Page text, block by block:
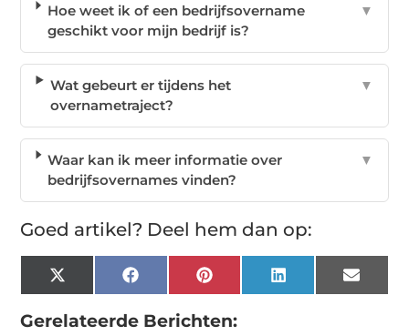
Hoe weet ik of een bedrijfsovername
geschikt voor mijn bedrijf is?
▼
Wat gebeurt er tijdens het
overnametraject?
▼
Waar kan ik meer informatie over
bedrijfsovernames vinden?
▼
Goed artikel? Deel hem dan op:
X
(Twitter)
Facebook Pinterest LinkedIn Email
Gerelateerde Berichten: